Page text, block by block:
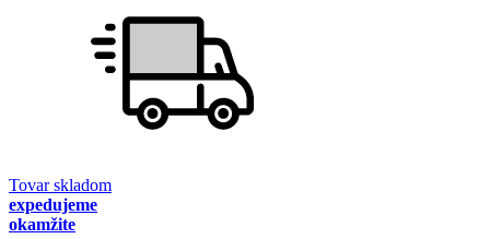
Tovar skladom
expedujeme
okamžite